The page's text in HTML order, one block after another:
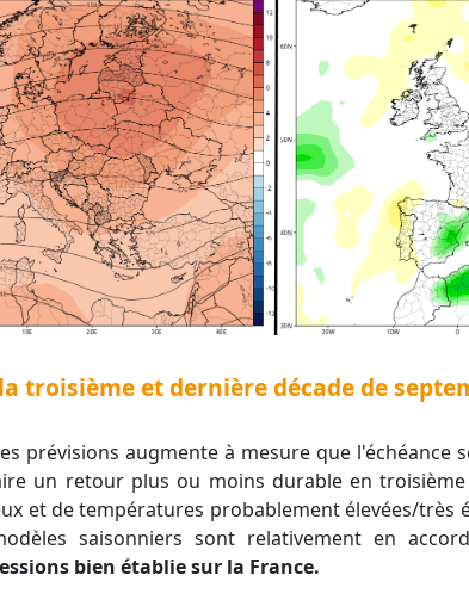
troisième et dernière décade de
un retour plus ou moins durable en
et de températures probablement élevées/très
saisonniers sont relativement en
bien établie sur la France.